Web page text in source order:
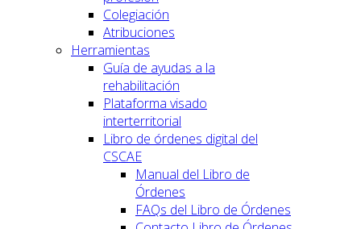
Colegiación
Atribuciones
Herramientas
Guía de ayudas a la
rehabilitación
Plataforma visado
interterritorial
Libro de órdenes digital del
CSCAE
Manual del Libro de
Órdenes
FAQs del Libro de Órdenes